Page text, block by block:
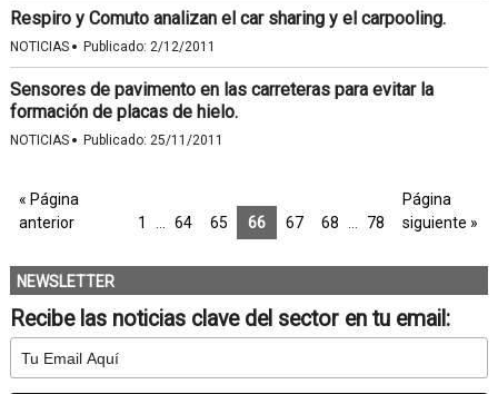
Respiro y Comuto analizan el car sharing y el carpooling.
NOTICIAS · Publicado: 2/12/2011
Sensores de pavimento en las carreteras para evitar la
formación de placas de hielo.
NOTICIAS · Publicado: 25/11/2011
« Página
anterior
1 64 65 66 67 68 78
Página
siguiente »
NEWSLETTER
Recibe las noticias clave del sector en tu email: